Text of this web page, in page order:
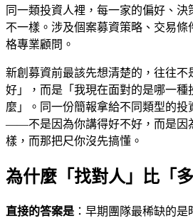
同一類投資人裡，每一家的偏好、
不一樣。涉及個案募資策略、交易
格專業顧問。
新創募資前最該先想清楚的，往往不
好」，而是「我現在面對的是哪一種
麼」。同一份簡報拿給不同類型的投
——不是因為你講得好不好，而是因
樣，而那把尺你沒先搞懂。
為什麼「找對人」比「
直接的答案是 ：早期團隊最稀缺的